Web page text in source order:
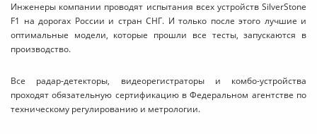
Инженеры компании проводят испытания всех устройств SilverStone
F1 на дорогах России и стран СНГ. И только после этого лучшие и
оптимальные модели, которые прошли все тесты, запускаются в
производство.
Все радар-детекторы, видеорегистраторы и комбо-устройства
проходят обязательную сертификацию в Федеральном агентстве по
техническому регулированию и метрологии.